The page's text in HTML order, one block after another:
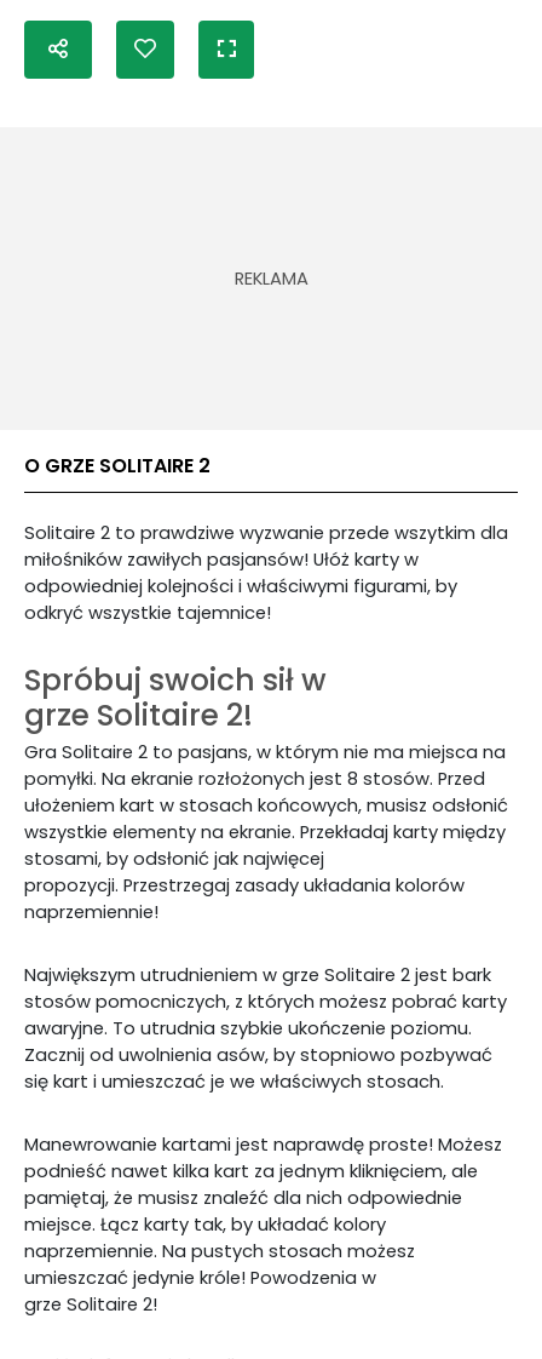
O GRZE SOLITAIRE 2
Solitaire 2 to prawdziwe wyzwanie przede wszytkim dla
miłośników zawiłych pasjansów! Ułóż karty w
odpowiedniej kolejności i właściwymi figurami, by
odkryć wszystkie tajemnice!
Spróbuj swoich sił w
grze Solitaire 2!
Gra Solitaire 2 to pasjans, w którym nie ma miejsca na
pomyłki. Na ekranie rozłożonych jest 8 stosów. Przed
ułożeniem kart w stosach końcowych, musisz odsłonić
wszystkie elementy na ekranie. Przekładaj karty między
stosami, by odsłonić jak najwięcej
propozycji. Przestrzegaj zasady układania kolorów
naprzemiennie!
Największym utrudnieniem w grze Solitaire 2 jest bark
stosów pomocniczych, z których możesz pobrać karty
awaryjne. To utrudnia szybkie ukończenie poziomu.
Zacznij od uwolnienia asów, by stopniowo pozbywać
się kart i umieszczać je we właściwych stosach.
Manewrowanie kartami jest naprawdę proste! Możesz
podnieść nawet kilka kart za jednym kliknięciem, ale
pamiętaj, że musisz znaleźć dla nich odpowiednie
miejsce. Łącz karty tak, by układać kolory
naprzemiennie. Na pustych stosach możesz
umieszczać jedynie króle! Powodzenia w
grze Solitaire 2!